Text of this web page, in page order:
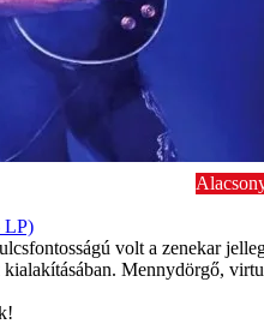
LP)
volt a zenekar
kialakításában. Mennydörgő,